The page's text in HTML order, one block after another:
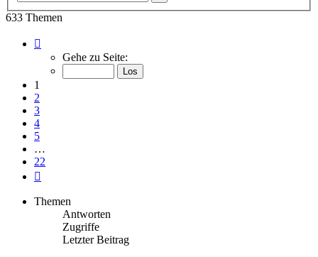
633 Themen
von
Gehe zu Seite:
1
2
3
4
5
…
22
Themen
Antworten
Zugriffe
Letzter Beitrag